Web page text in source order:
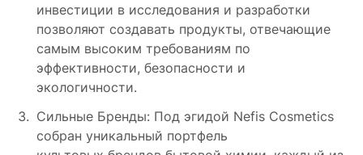
инвестиции в исследования и разработки
позволяют создавать продукты, отвечающие
самым высоким требованиям по
эффективности, безопасности и
экологичности.
Сильные Бренды: Под эгидой Nefis Cosmetics
собран уникальный портфель